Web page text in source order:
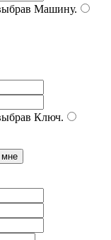
Машину.
Ключ.